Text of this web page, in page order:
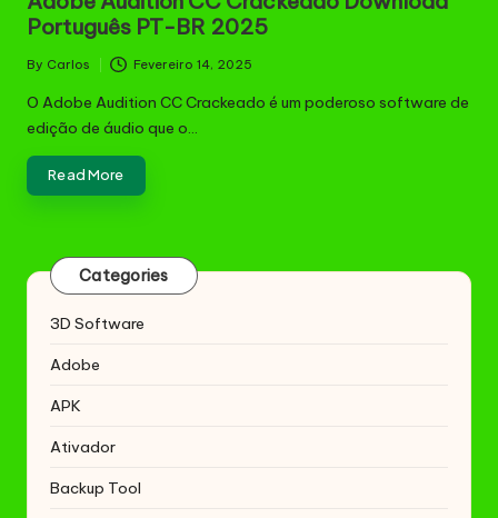
Português PT-BR 2025
Posted
by
By Carlos Fevereiro 14, 2025
O Adobe Audition CC Crackeado é um poderoso software de
edição de áudio que o…
Read More
Categories
3D Software
Adobe
APK
Ativador
Backup Tool